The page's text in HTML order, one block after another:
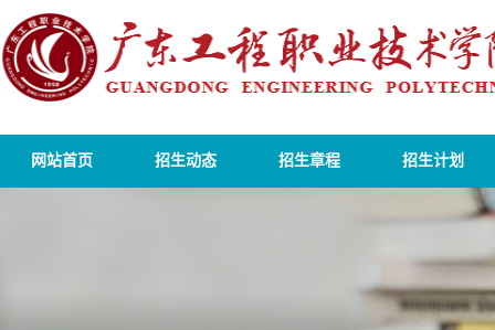
网站首页 招生动态 招生章程 招生计划